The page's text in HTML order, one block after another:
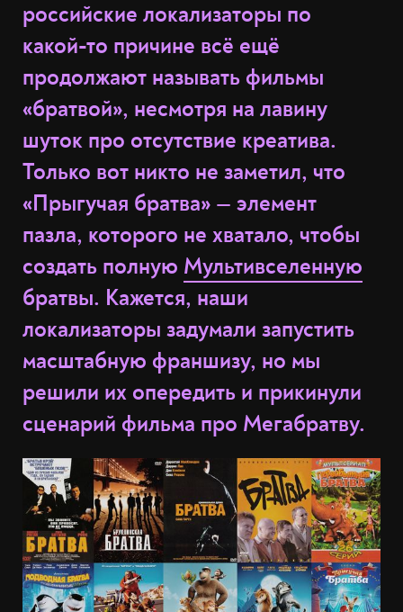
российские локализаторы по
какой-то причине всё ещё
продолжают называть фильмы
«братвой», несмотря на лавину
шуток про отсутствие креатива.
Только вот никто не заметил, что
«Прыгучая братва» — элемент
пазла, которого не хватало, чтобы
создать полную Мультивселенную
братвы. Кажется, наши
локализаторы задумали запустить
масштабную франшизу, но мы
решили их опередить и прикинули
сценарий фильма про Мегабратву.